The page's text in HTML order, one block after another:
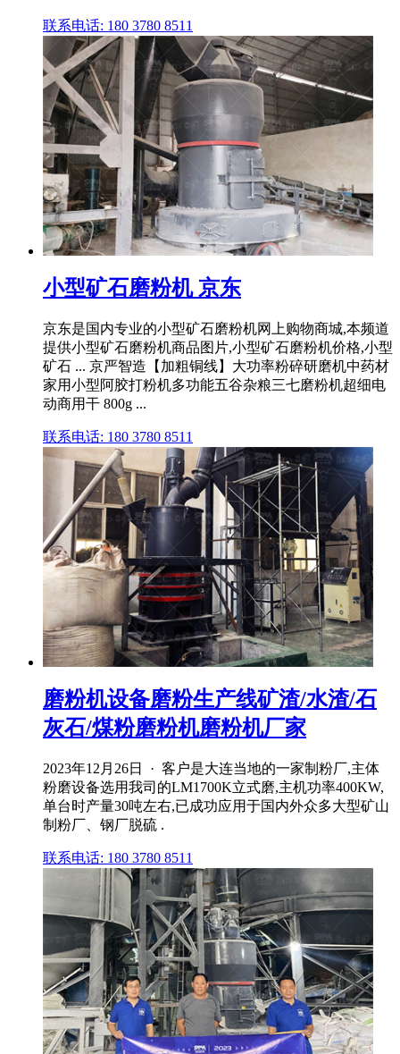
联系电话: 180 3780 8511
小型矿石磨粉机 京东
京东是国内专业的小型矿石磨粉机网上购物商城,本频道
提供小型矿石磨粉机商品图片,小型矿石磨粉机价格,小型
矿石 ... 京严智造【加粗铜线】大功率粉碎研磨机中药材
家用小型阿胶打粉机多功能五谷杂粮三七磨粉机超细电
动商用干 800g ...
联系电话: 180 3780 8511
磨粉机设备磨粉生产线矿渣/水渣/石
灰石/煤粉磨粉机磨粉机厂家
2023年12月26日 · 客户是大连当地的一家制粉厂,主体
粉磨设备选用我司的LM1700K立式磨,主机功率400KW,
单台时产量30吨左右,已成功应用于国内外众多大型矿山
制粉厂、钢厂脱硫 .
联系电话: 180 3780 8511